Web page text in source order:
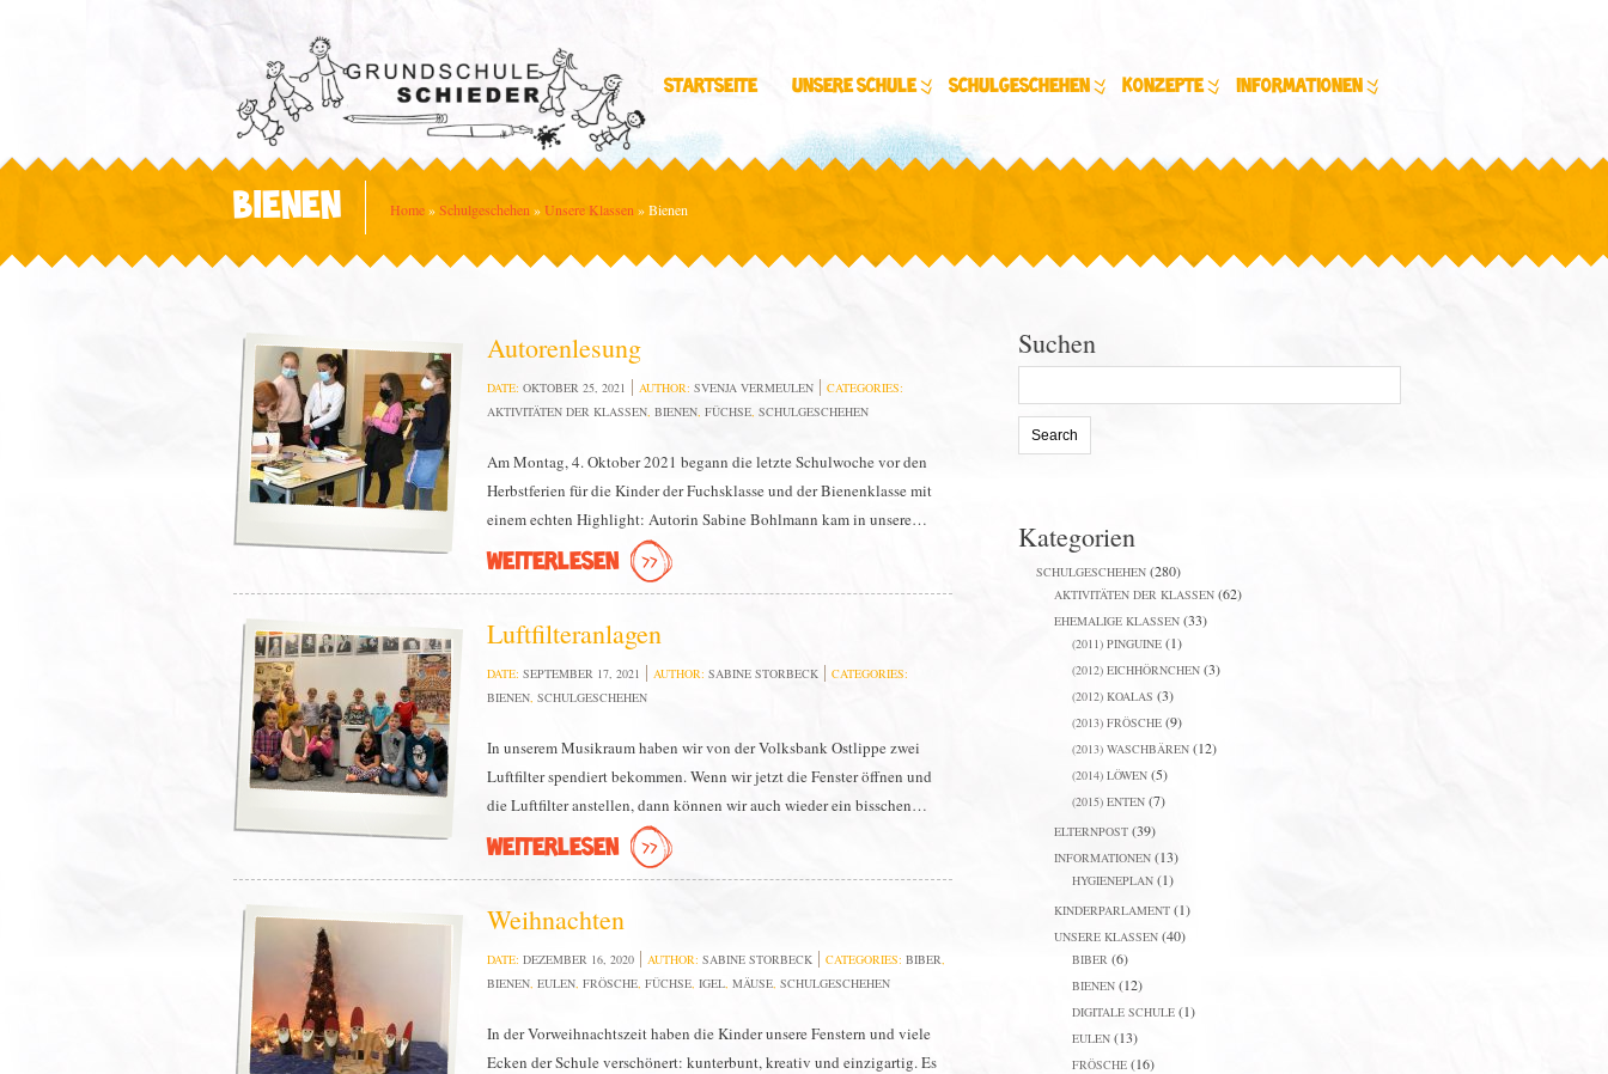
Startseite Unsere Schule Schulgeschehen Konzepte Informationen
BIENEN Home»Schulgeschehen »Unsere Klassen »Bienen
Autorenlesung
DATE: OKTOBER 25, 2021 AUTHOR: SVENJA VERMEULEN
CATEGORIES:
AKTIVITÄTEN DER KLASSEN, BIENEN, FÜCHSE, SCHULGESCHEHEN
Am Montag, 4. Oktober 2021 begann die letzte Schulwoche vor den
Herbstferien für die Kinder der Fuchsklasse und der Bienenklasse mit
einem echten Highlight: Autorin Sabine Bohlmann kam in unsere…
WEITERLESEN
Luftfilteranlagen
DATE: SEPTEMBER 17, 2021 AUTHOR: SABINE STORBECK
CATEGORIES:
BIENEN, SCHULGESCHEHEN
In unserem Musikraum haben wir von der Volksbank Ostlippe zwei
Luftfilter spendiert bekommen. Wenn wir jetzt die Fenster öffnen und
die Luftfilter anstellen, dann können wir auch wieder ein bisschen…
WEITERLESEN
Weihnachten
DATE: DEZEMBER 16, 2020 AUTHOR: SABINE STORBECK CATEGORIES: BIBER,
BIENEN, EULEN, FRÖSCHE, FÜCHSE, IGEL, MÄUSE, SCHULGESCHEHEN
In der Vorweihnachtszeit haben die Kinder unsere Fenstern und viele
Ecken der Schule verschönert: kunterbunt, kreativ und einzigartig. Es
Suchen
Kategorien
SCHULGESCHEHEN (280)
AKTIVITÄTEN DER KLASSEN (62)
EHEMALIGE KLASSEN (33)
(2011) PINGUINE (1)
(2012) EICHHÖRNCHEN (3)
(2012) KOALAS (3)
(2013) FRÖSCHE (9)
(2013) WASCHBÄREN (12)
(2014) LÖWEN (5)
(2015) ENTEN (7)
ELTERNPOST (39)
INFORMATIONEN (13)
HYGIENEPLAN (1)
KINDERPARLAMENT (1)
UNSERE KLASSEN (40)
BIBER (6)
BIENEN (12)
DIGITALE SCHULE (1)
EULEN (13)
FRÖSCHE (16)